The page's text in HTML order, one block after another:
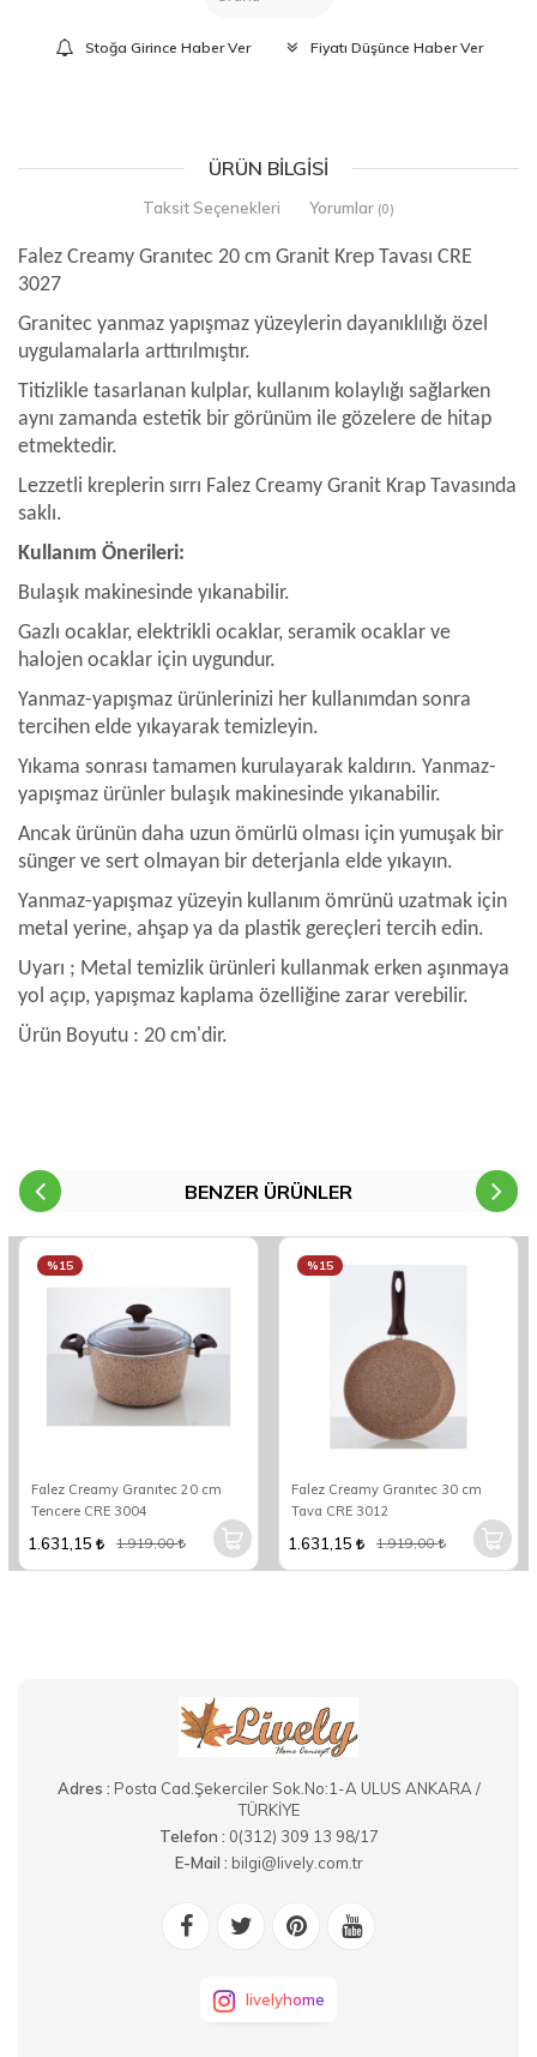
Stoğa Girince Haber Ver Fiyatı Düşünce Haber Ver
ÜRÜN BILGISI
Taksit Seçenekleri Yorumlar (0)
Falez Creamy Granıtec 20 cm Granit Krep Tavası CRE
3027
Granitec yanmaz yapışmaz yüzeylerin dayanıklılığı özel
uygulamalarla arttırılmıştır.
Titizlikle tasarlanan kulplar, kullanım kolaylığı sağlarken
aynı zamanda estetik bir görünüm ile gözelere de hitap
etmektedir.
Lezzetli kreplerin sırrı Falez Creamy Granit Krap Tavasında
saklı.
Kullanım Önerileri:
Bulaşık makinesinde yıkanabilir.
Gazlı ocaklar, elektrikli ocaklar, seramik ocaklar ve
halojen ocaklar için uygundur.
Yanmaz-yapışmaz ürünlerinizi her kullanımdan sonra
tercihen elde yıkayarak temizleyin.
Yıkama sonrası tamamen kurulayarak kaldırın. Yanmaz-
yapışmaz ürünler bulaşık makinesinde yıkanabilir.
Ancak ürünün daha uzun ömürlü olması için yumuşak bir
sünger ve sert olmayan bir deterjanla elde yıkayın.
Yanmaz-yapışmaz yüzeyin kullanım ömrünü uzatmak için
metal yerine, ahşap ya da plastik gereçleri tercih edin.
Uyarı ; Metal temizlik ürünleri kullanmak erken aşınmaya
yol açıp, yapışmaz kaplama özelliğine zarar verebilir.
Ürün Boyutu : 20 cm'dir.
BENZER ÜRÜNLER
Falez Creamy Granıtec 20 cm
Tencere CRE 3004
%15
1.631,15 1.919,00
Falez Creamy Granıtec 30 cm
Tava CRE 3012
%15
1.631,15 1.919,00
Adres : Posta Cad.Şekerciler Sok.No:1-A ULUS ANKARA /
TÜRKİYE
Telefon : 0(312) 309 13 98/17
E-Mail : bilgi@lively.com.tr
livelyhome